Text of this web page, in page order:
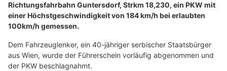
Richtungsfahrbahn Guntersdorf, Strkm 18,230, ein PKW mit
einer Höchstgeschwindigkeit von 184 km/h bei erlaubten
100km/h gemessen.
Dem Fahrzeuglenker, ein 40-jähriger serbischer Staatsbürger
aus Wien, wurde der Führerschein vorläufig abgenommen und
der PKW beschlagnahmt.